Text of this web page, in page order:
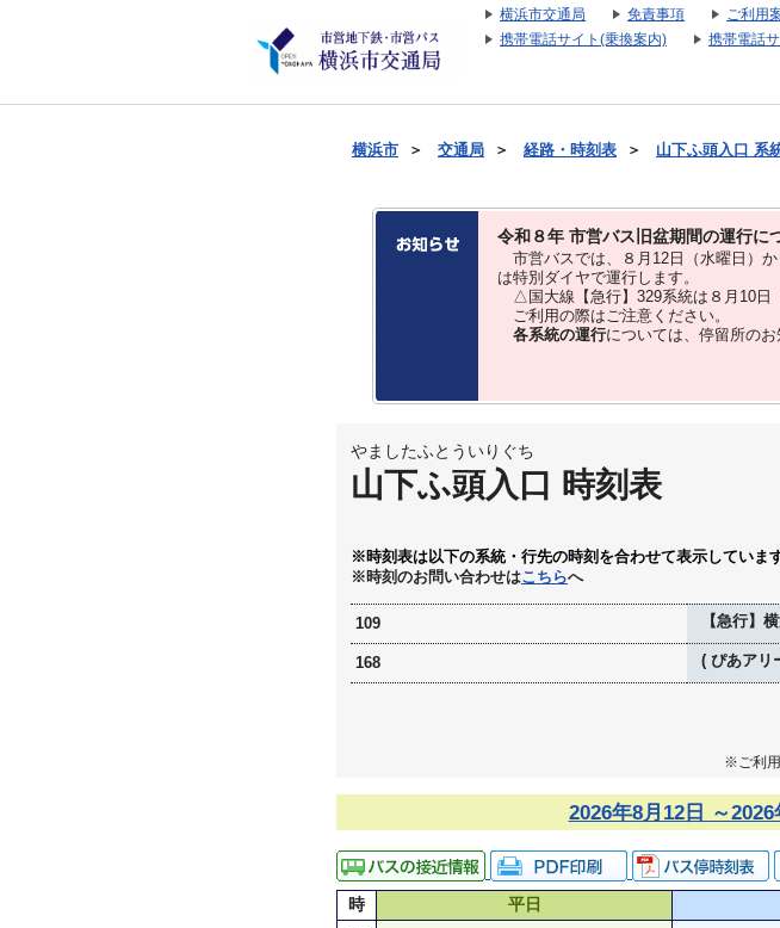
横浜市交通局 免責事項 ご利用
携帯電話サイト(乗換案内)
携帯電話
横浜市 ＞ 交通局 ＞ 経路・時刻表 ＞ 山下ふ頭入口 系
令和８年 市営バス旧盆期間の運行に
市営バスでは、８⽉12⽇（水曜日）
は特別ダイヤで運⾏します。
△国大線【急行】329系統は８月10日
ご利用の際はご注意ください。
各系統の運行については、停留所のお
やましたふとういりぐち
山下ふ頭入口 時刻表
※時刻表は以下の系統・行先の時刻を合わせて表示していま
※時刻のお問い合わせはこちらへ
109 【急行】
168 ( ぴあアリ
※ご利用
2026年8月12日 ～
時 平日